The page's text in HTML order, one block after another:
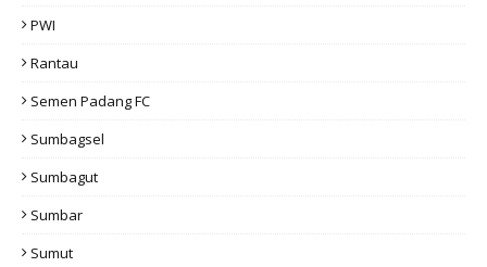
PWI
Rantau
Semen Padang FC
Sumbagsel
Sumbagut
Sumbar
Sumut